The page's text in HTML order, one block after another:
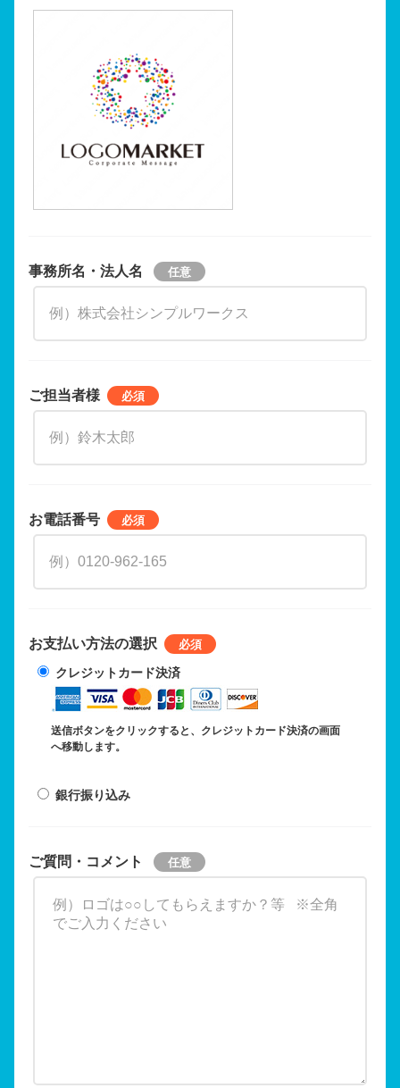
事務所名・法人名
ご担当者様
お電話番号
お支払い方法の選択
クレジットカード決済
送信ボタンをクリックすると、クレジットカード決済の画面
へ移動します。
銀行振り込み
ご質問・コメント